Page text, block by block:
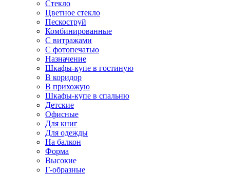
Стекло
Цветное стекло
Пескоструй
Комбинированные
С витражами
С фотопечатью
Назначение
Шкафы-купе в гостиную
В коридор
В прихожую
Шкафы-купе в спальню
Детские
Офисные
Для книг
Для одежды
На балкон
Форма
Высокие
Г-образные